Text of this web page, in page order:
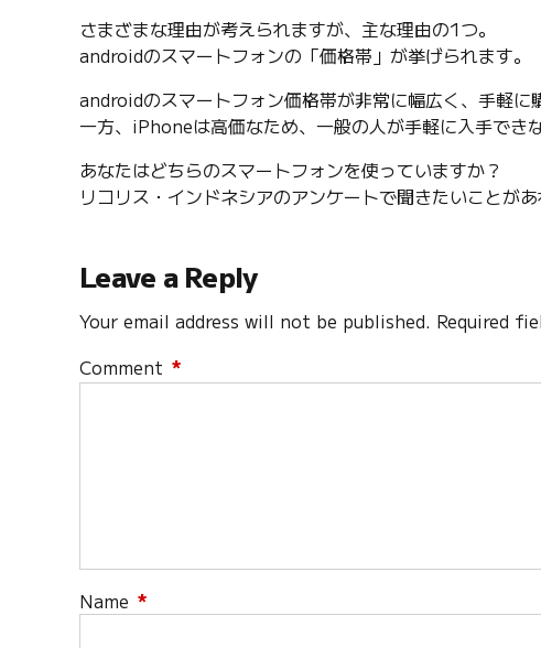
さまざまな理由が考えられますが、主な理由の1つ。
androidのスマートフォンの「価格帯」が挙げられます。
androidのスマートフォン価格帯が非常に幅広く、手軽に
一方、iPhoneは高価なため、一般の人が手軽に入手でき
あなたはどちらのスマートフォンを使っていますか？
リコリス・インドネシアのアンケートで聞きたいことが
Leave a Reply
Your email address will not be published. Required
Comment *
Name *